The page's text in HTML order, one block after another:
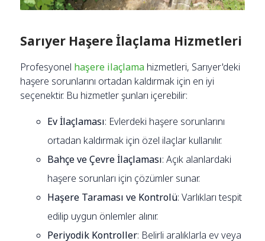
Sarıyer Haşere İlaçlama Hizmetleri
Profesyonel haşere ilaçlama hizmetleri, Sarıyer'deki
haşere sorunlarını ortadan kaldırmak için en iyi
seçenektir. Bu hizmetler şunları içerebilir:
Ev İlaçlaması: Evlerdeki haşere sorunlarını
ortadan kaldırmak için özel ilaçlar kullanılır.
Bahçe ve Çevre İlaçlaması: Açık alanlardaki
haşere sorunları için çözümler sunar.
Haşere Taraması ve Kontrolü: Varlıkları tespit
edilip uygun önlemler alınır.
Periyodik Kontroller: Belirli aralıklarla ev veya